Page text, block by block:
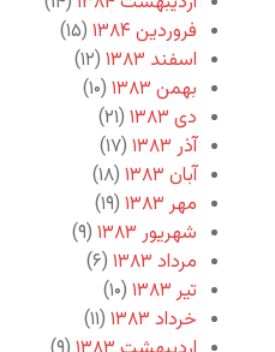
فروردین ۱۳۸۴
(۱۵)
اسفند ۱۳۸۳
(۱۲)
بهمن ۱۳۸۳
(۱۰)
دی ۱۳۸۳
(۲۱)
آذر ۱۳۸۳
(۱۷)
آبان ۱۳۸۳
(۱۸)
مهر ۱۳۸۳
(۱۹)
شهریور ۱۳۸۳
(۹)
مرداد ۱۳۸۳
(۶)
تیر ۱۳۸۳
(۱۰)
خرداد ۱۳۸۳
(۱۱)